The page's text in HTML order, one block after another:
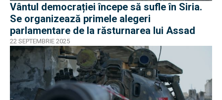
Vântul democrației începe să sufle în Siria.
Se organizează primele alegeri
parlamentare de la răsturnarea lui Assad
22 SEPTEMBRIE 2025